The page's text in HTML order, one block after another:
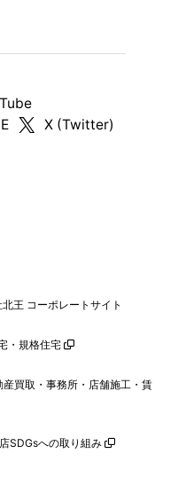
X (Twitter)
王 コーポレートサイト
・規格住宅
買取・事務所・店舗施工・賃
SDGsへの取り組み